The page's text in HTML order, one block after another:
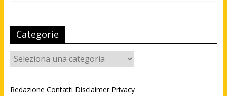
Categorie
Categorie
Redazione Contatti Disclaimer Privacy